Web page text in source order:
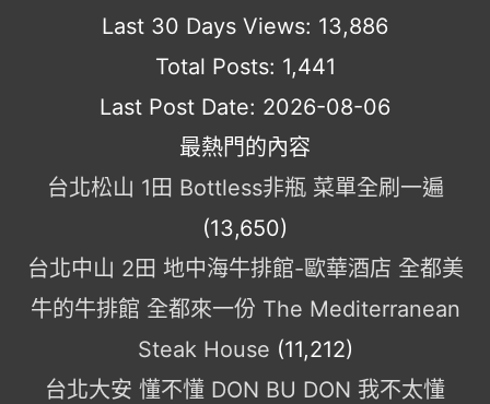
Last 30 Days Views: 13,886
Total Posts: 1,441
Last Post Date: 2026-08-06
最熱門的內容
台北松山 1田 Bottless非瓶 菜單全刷一遍
(13,650)
台北中山 2田 地中海牛排館-歐華酒店 全都美
牛的牛排館 全都來一份 The Mediterranean
Steak House (11,212)
台北大安 懂不懂 DON BU DON 我不太懂